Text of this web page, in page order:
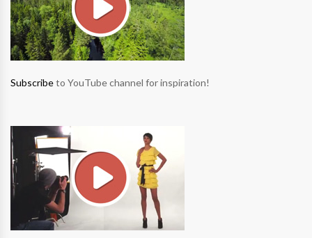
Subscribeto YouTube channel for inspiration!